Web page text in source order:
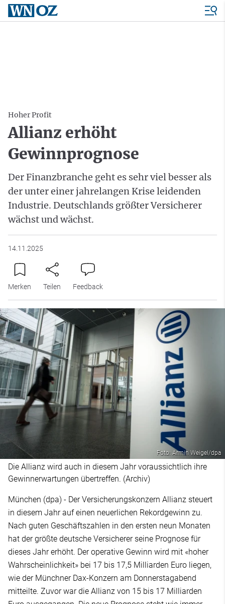
Hoher Profit
Allianz erhöht
Gewinnprognose
Der Finanzbranche geht es sehr viel besser als
der unter einer jahrelangen Krise leidenden
Industrie. Deutschlands größter Versicherer
wächst und wächst.
14.11.2025
Merken Teilen Feedback
Foto: Armin Weigel/dpa
Die Allianz wird auch in diesem Jahr voraussichtlich ihre
Gewinnerwartungen übertreffen. (Archiv)
München (dpa) - Der Versicherungskonzern Allianz steuert
in diesem Jahr auf einen neuerlichen Rekordgewinn zu.
Nach guten Geschäftszahlen in den ersten neun Monaten
hat der größte deutsche Versicherer seine Prognose für
dieses Jahr erhöht. Der operative Gewinn wird mit «hoher
Wahrscheinlichkeit» bei 17 bis 17,5 Milliarden Euro liegen,
wie der Münchner Dax-Konzern am Donnerstagabend
mitteilte. Zuvor war die Allianz von 15 bis 17 Milliarden